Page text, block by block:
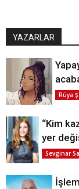
YAZARLAR
Rüya
“Kim
yer
Sevginar